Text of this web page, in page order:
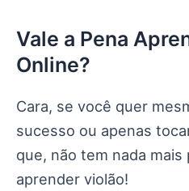
Vale a Pena
Online?
Cara, se você quer
sucesso ou apenas
que, não tem nada
aprender violão!